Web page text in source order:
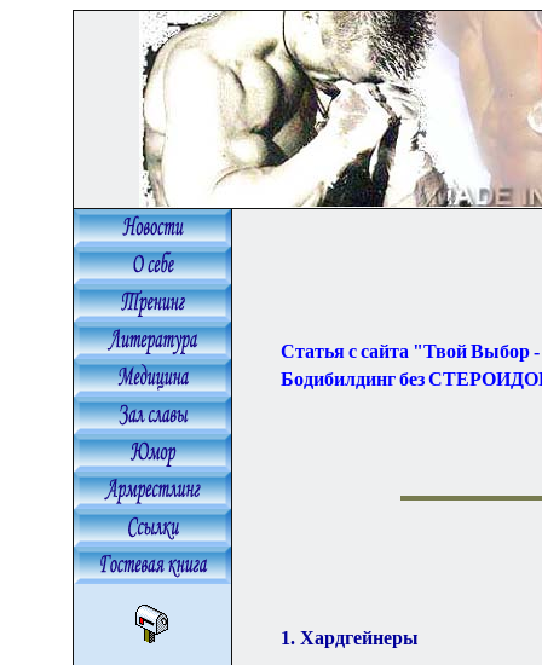
Статья с сайта "Твой Выбор -
Бодибилдинг без
1. Хардгейнеры